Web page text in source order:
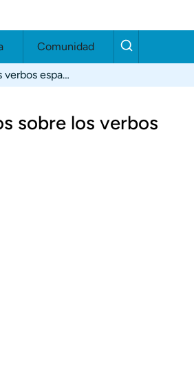
Comunidad
El análisis de errores de estudiantes lusófonos sobre los verbos españoles (I): presente y futuro
sobre los verbos